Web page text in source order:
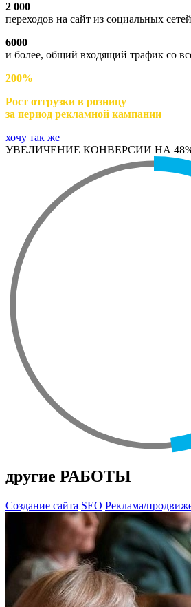
2 000
переходов на сайт из социальных сетей
6000
и более, общий входящий трафик со
200%
Рост отгрузки в розницу
за период рекламной кампании
хочу так же
УВЕЛИЧЕНИЕ КОНВЕРСИИ НА
другие РАБОТЫ
Создание сайта SEO Реклама/